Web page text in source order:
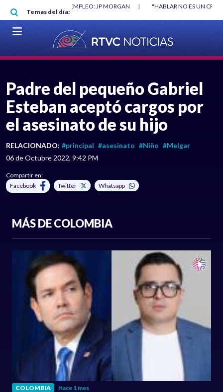
Pasar al contenido principal
Temas del día:
MÍNIMO NO DESTRUYÓ EMPLEO: JP MORGAN |
"HABLAR NO ES UN
MUNDIAL 2026
|
Padre del pequeño Gabriel
Esteban aceptó cargos por
el asesinato de su hijo
RELACIONADO: #principal #asesinato #Niño #Melgar
06 de Octubre 2022, 9:42 PM
Compartir en:
Facebook
Twitter Whatsapp
MÁS DE COLOMBIA
COLOMBIA Hace 1 mes